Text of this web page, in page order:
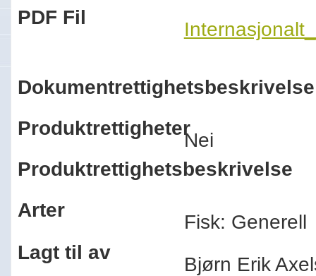
PDF Fil
Dokumentrettighetsbeskrivelse
Produktrettigheter
Nei
Produktrettighetsbeskrivelse
Arter
Fisk: Generell
Lagt til av
Bjørn Erik